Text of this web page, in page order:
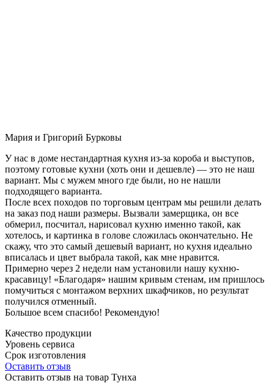
Мария и Григорий Бурковы
У нас в доме нестандартная кухня из-за короба и выступов,
поэтому готовые кухни (хоть они и дешевле) — это не наш
вариант. Мы с мужем много где были, но не нашли
подходящего варианта.
После всех походов по торговым центрам мы решили делать
на заказ под наши размеры. Вызвали замерщика, он все
обмерил, посчитал, нарисовал кухню именно такой, как
хотелось, и картинка в голове сложилась окончательно. Не
скажу, что это самый дешевый вариант, но кухня идеально
вписалась и цвет выбрала такой, как мне нравится.
Примерно через 2 недели нам установили нашу кухню-
красавицу! «Благодаря» нашим кривым стенам, им пришлось
помучиться с монтажом верхних шкафчиков, но результат
получился отменный.
Большое всем спасибо! Рекомендую!
Качество продукции
Уровень сервиса
Срок изготовления
Оставить отзыв
Оставить отзыв на товар Тунха